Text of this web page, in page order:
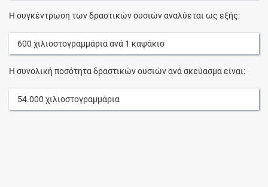
Η συγκέντρωση των δραστικών ουσιών αναλύεται ως εξής:
600 χιλιοστογραμμάριαανά 1 καψάκιο
Η συνολική ποσότητα δραστικών ουσιών ανά σκεύασμα είναι:
54.000 χιλιοστογραμμάρια